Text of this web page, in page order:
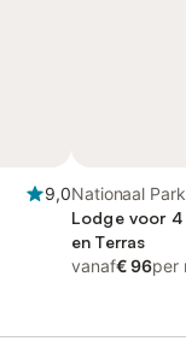
9,0Nationaal
Overijssel
Lodge voor
en Terras
vanaf€ 96per